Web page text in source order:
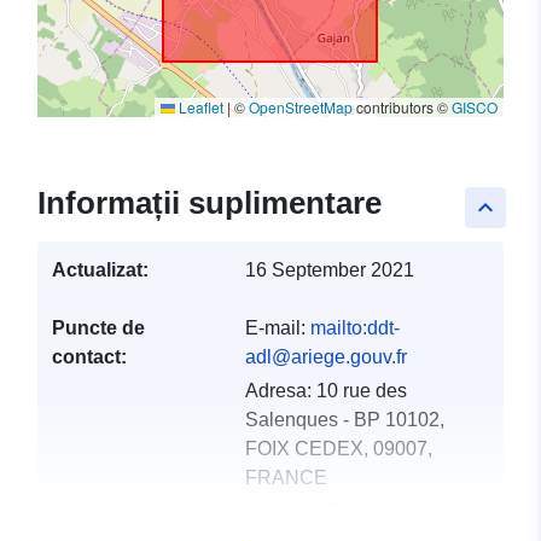
Leaflet|©OpenStreetMapcontributors ©GISCO
keyboard_arrow_up
Informații suplimentare
Actualizat: 16 September 2021
Puncte de
contact:
E-mail: mailto:ddt-
adl@ariege.gouv.fr
Adresa: 10 rue des
Salenques - BP 10102,
FOIX CEDEX, 09007,
FRANCE